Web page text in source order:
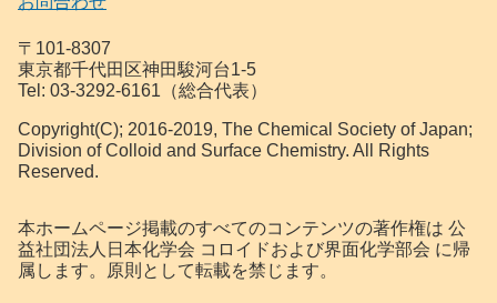
〒101-8307
東京都千代田区神田駿河台1-5
Tel: 03-3292-6161（総合代表）
Copyright(C); 2016-2019, The Chemical Society of Japan;
Division of Colloid and Surface Chemistry. All Rights
Reserved.
本ホームページ掲載のすべてのコンテンツの著作権は 公
益社団法人日本化学会 コロイドおよび界面化学部会 に帰
属します。原則として転載を禁じます。